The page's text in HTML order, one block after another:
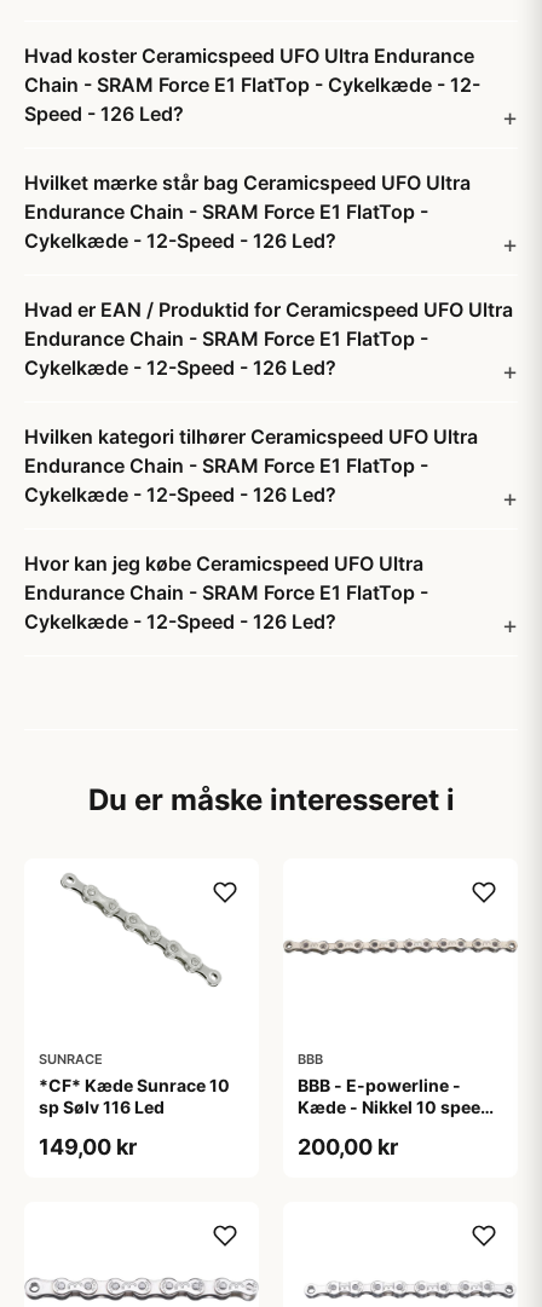
Hvad koster Ceramicspeed UFO Ultra Endurance
Chain - SRAM Force E1 FlatTop - Cykelkæde - 12-
Speed - 126 Led?
Hvilket mærke står bag Ceramicspeed UFO Ultra
Endurance Chain - SRAM Force E1 FlatTop -
Cykelkæde - 12-Speed - 126 Led?
Hvad er EAN / Produktid for Ceramicspeed UFO Ultra
Endurance Chain - SRAM Force E1 FlatTop -
Cykelkæde - 12-Speed - 126 Led?
Hvilken kategori tilhører Ceramicspeed UFO Ultra
Endurance Chain - SRAM Force E1 FlatTop -
Cykelkæde - 12-Speed - 126 Led?
Hvor kan jeg købe Ceramicspeed UFO Ultra
Endurance Chain - SRAM Force E1 FlatTop -
Cykelkæde - 12-Speed - 126 Led?
Du er måske interesseret i
SUNRACE
*CF* Kæde Sunrace 10
sp Sølv 116 Led
149,00 kr
BBB
BBB - E-powerline -
Kæde - Nikkel 10 speed
200,00 kr